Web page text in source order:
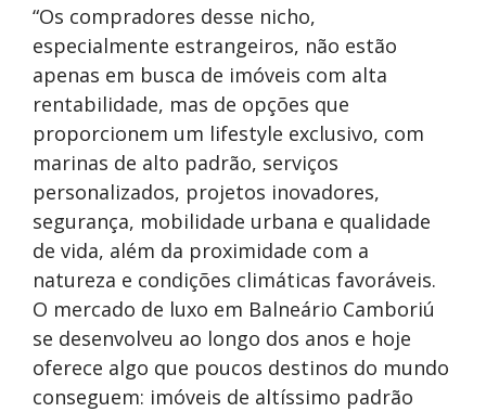
“Os compradores desse nicho,
especialmente estrangeiros, não estão
apenas em busca de imóveis com alta
rentabilidade, mas de opções que
proporcionem um lifestyle exclusivo, com
marinas de alto padrão, serviços
personalizados, projetos inovadores,
segurança, mobilidade urbana e qualidade
de vida, além da proximidade com a
natureza e condições climáticas favoráveis.
O mercado de luxo em Balneário Camboriú
se desenvolveu ao longo dos anos e hoje
oferece algo que poucos destinos do mundo
conseguem: imóveis de altíssimo padrão